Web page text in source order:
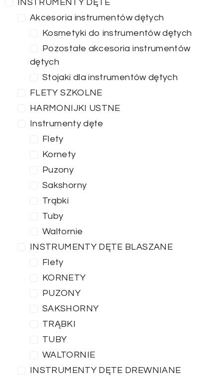
INSTRUMENTY DĘTE
Akcesoria instrumentów dętych
Kosmetyki do instrumentów dętych
Pozostałe akcesoria instrumentów
dętych
Stojaki dla instrumentów dętych
FLETY SZKOLNE
HARMONIJKI USTNE
Instrumenty dęte
Flety
Kornety
Puzony
Sakshorny
Trąbki
Tuby
Waltornie
INSTRUMENTY DĘTE BLASZANE
Flety
KORNETY
PUZONY
SAKSHORNY
TRĄBKI
TUBY
WALTORNIE
INSTRUMENTY DĘTE DREWNIANE